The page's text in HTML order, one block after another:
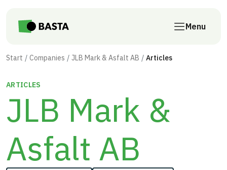
Menu
Start Companies JLB Mark & Asfalt AB Articles
ARTICLES
JLB Mark &
Asfalt AB